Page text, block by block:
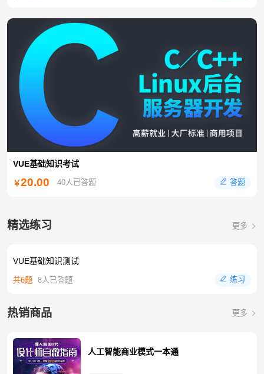
VUE基础知识考试
￥20.00 40人已答题 答题
精选练习 更多
VUE基础知识测试
共6题 8人已答题 练习
热销商品 更多
人工智能商业模式一本通